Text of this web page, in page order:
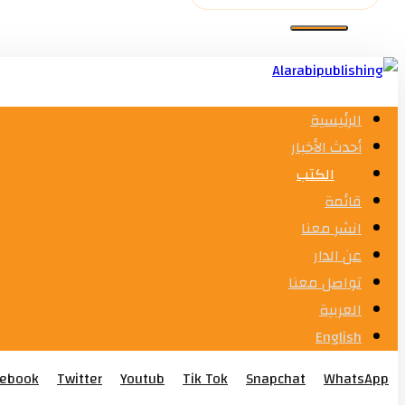
الرئيسية
أحدث الأخبار
الكتب
قائمة
انشر معنا
عن الدار
تواصل معنا
العربية
English
Twitter Youtub Tik Tok Snapchat
WhatsApp